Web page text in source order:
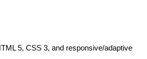
5, CSS 3, and responsive/adaptive